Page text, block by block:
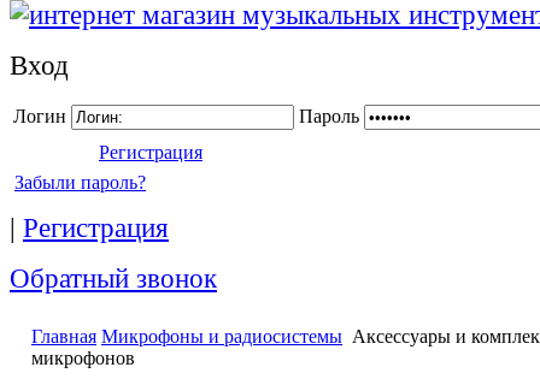
Вход
Логин
Пароль
Регистрация
Забыли пароль?
| Регистрация
Обратный звонок
Главная Микрофоны и радиосистемы Аксессуары и
микрофонов